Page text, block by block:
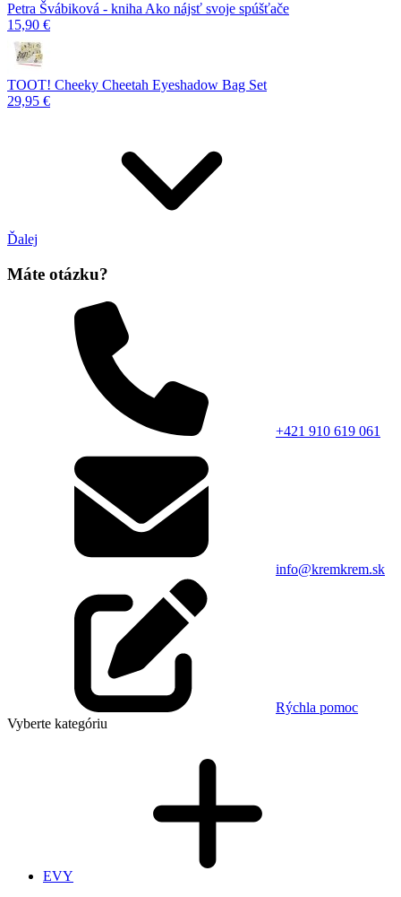
Petra Švábiková - kniha Ako nájsť svoje spúšťače
15,90 €
TOOT! Cheeky Cheetah Eyeshadow Bag Set
29,95 €
Ďalej
Máte otázku?
+421 910 619 061
info@kremkrem.sk
Rýchla pomoc
Vyberte kategóriu
EVY